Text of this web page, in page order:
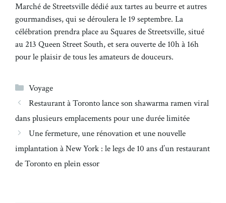
Marché de Streetsville dédié aux tartes au beurre et autres
gourmandises, qui se déroulera le 19 septembre. La
célébration prendra place au Squares de Streetsville, situé
au 213 Queen Street South, et sera ouverte de 10h à 16h
pour le plaisir de tous les amateurs de douceurs.
Catégories
Voyage
Restaurant à Toronto lance son shawarma ramen viral
dans plusieurs emplacements pour une durée limitée
Une fermeture, une rénovation et une nouvelle
implantation à New York : le legs de 10 ans d’un restaurant
de Toronto en plein essor